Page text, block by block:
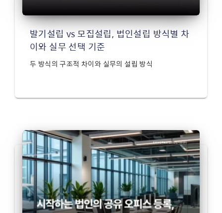
발기설립 vs 모집설립, 법인설립 방식별 차
이와 실무 선택 기준
두 방식의 구조적 차이와 실무의 설립 방식